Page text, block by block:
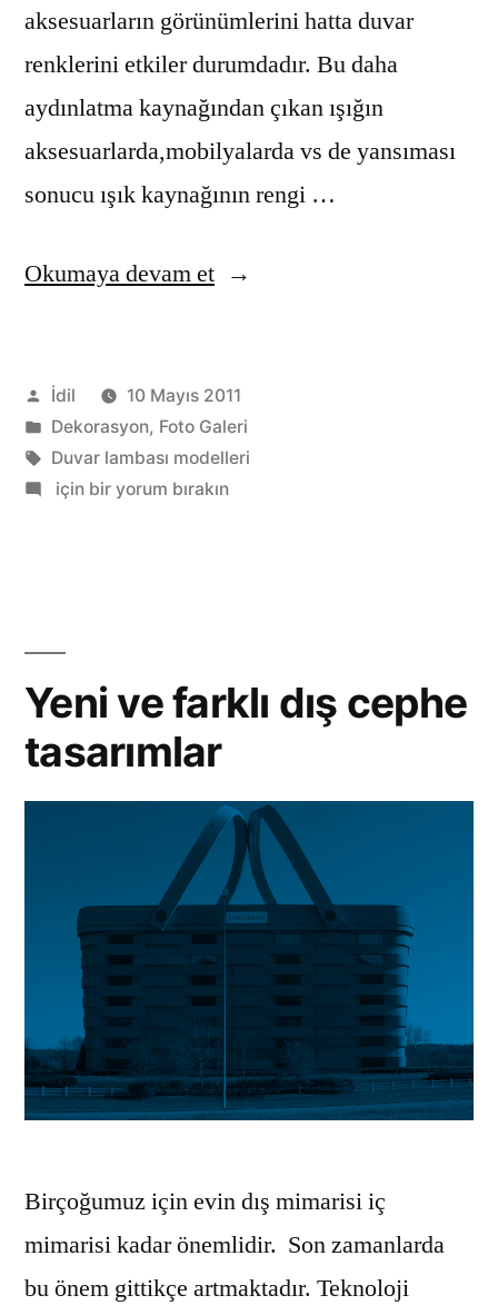
aksesuarların görünümlerini hatta duvar
renklerini etkiler durumdadır. Bu daha
aydınlatma kaynağından çıkan ışığın
aksesuarlarda,mobilyalarda vs de yansıması
sonucu ışık kaynağının rengi …
Okumaya devam et“Yeni
lambaları”
Gönderen:
İdil
10 Mayıs 2011
Kategori:
Dekorasyon, Foto Galeri
Etiketler:
Duvar lambası modelleri
Yeni
için bir yorum bırakın
Yeni ve farklı dış cephe
tasarımlar
Birçoğumuz için evin dış mimarisi iç
mimarisi kadar önemlidir. Son zamanlarda
bu önem gittikçe artmaktadır. Teknoloji